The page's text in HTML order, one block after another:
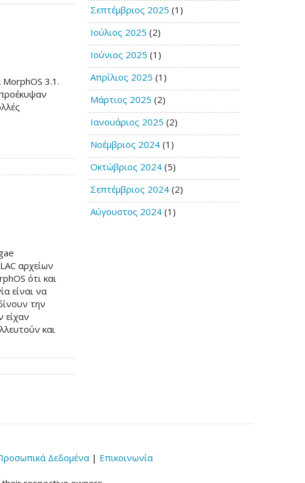
3.1.
αρχείων
ότι και
είναι να
την
είχαν
και
Σεπτέμβριος 2025 (1)
Ιούλιος 2025 (2)
Ιούνιος 2025 (1)
Απρίλιος 2025 (1)
Μάρτιος 2025 (2)
Ιανουάριος 2025 (2)
Νοέμβριος 2024(1)
Οκτώβριος 2024(5)
Σεπτέμβριος 2024(2)
Αύγουστος 2024(1)
Δεδομένα| Επικοινωνία